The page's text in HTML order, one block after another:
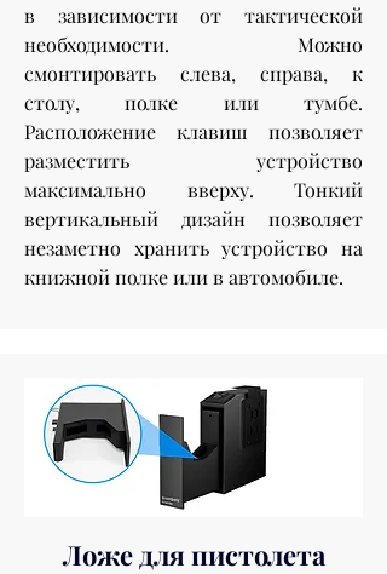
в зависимости от тактической
необходимости. Можно
смонтировать слева, справа, к
столу, полке или тумбе.
Расположение клавиш позволяет
разместить устройство
максимально вверху. Тонкий
вертикальный дизайн позволяет
незаметно хранить устройство на
книжной полке или в автомобиле.
Ложе для пистолета